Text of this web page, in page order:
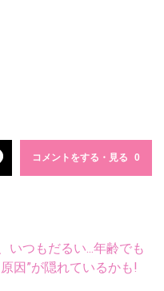
コメントをする・見る
つもだるい...年齢でも
因”が隠れているかも!